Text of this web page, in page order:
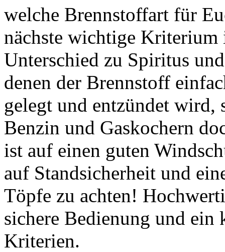
welche Brennstoffart für
nächste wichtige
Unterschied zu Spiritus
denen der Brennstoff
gelegt und entzündet wird,
Benzin und Gaskochern
ist auf einen guten
auf Standsicherheit und
Töpfe zu achten!
sichere Bedienung und ein
Kriterien.